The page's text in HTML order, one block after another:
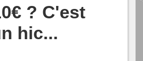
? C'est
hic...